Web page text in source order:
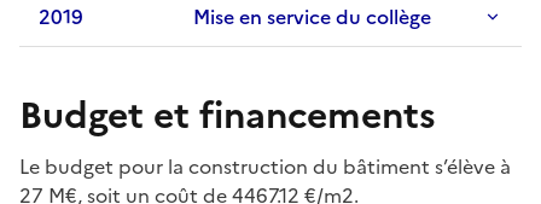
2019
Mise en service du collège
Budget et financements
Le budget pour la construction du bâtiment s’élève à
27 M€, soit un coût de 4467.12 €/m2.